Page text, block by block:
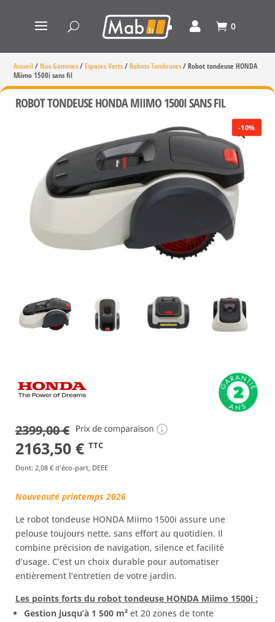
0
Accueil/Nos Gammes/Espaces Verts/Robots Tondeuses/Robot tondeuse HONDA
Miimo 1500i sans fil
ROBOT TONDEUSE HONDA MIIMO 1500I SANS FIL
-10%
2399,00€
Le
prix
était :
2399,00 €.
2163,50 €Le
prix
est :
2163,50 €.
TTC
Dont: 2,08 € d'éco-part, DEEE
Nouveauté printemps 2026
Le robot tondeuse HONDA Miimo 1500i assure une
pelouse toujours nette, sans effort au quotidien. Il
combine précision de navigation, silence et facilité
d’usage. C’est un choix durable pour automatiser
entièrement l’entretien de votre jardin.
Les points forts du robot tondeuse HONDA Miimo 1500i :
Gestion jusqu’à 1 500 m² et 20 zones de tonte